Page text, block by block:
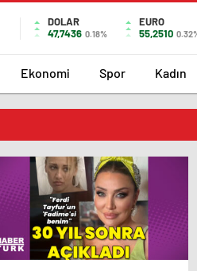
DOLAR
47,7436 0.18%
EURO
55,2510
Ekonomi Spor Kadın